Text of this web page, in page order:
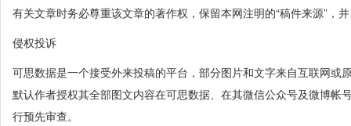
有关文章时务必尊重该文章的著作权，保留本网注明的“稿件来源”，
侵权投诉
可思数据是一个接受外来投稿的平台，部分图片和文字来自互联网或
默认作者授权其全部图文内容在可思数据、在其微信公众号及微博帐
行预先审查。